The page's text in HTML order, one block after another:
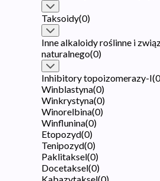
Taksoidy(0)
Inne alkaloidy roślinne i
naturalnego(0)
Inhibitory topoizomerazy-I(0
Winblastyna(0)
Winkrystyna(0)
Winorelbina(0)
Winflunina(0)
Etopozyd(0)
Tenipozyd(0)
Paklitaksel(0)
Docetaksel(0)